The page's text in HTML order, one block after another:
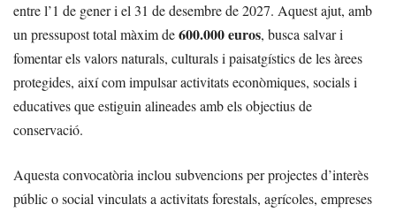
entre l’1 de gener i el 31 de desembre de 2027. Aquest ajut, amb
un pressupost total màxim de600.000 euros, busca salvar i
fomentar els valors naturals, culturals i paisatgístics de les àrees
protegides, així com impulsar activitats econòmiques, socials i
educatives que estiguin alineades amb els objectius de
conservació.
Aquesta convocatòria inclou subvencions per projectes d’interès
públic o social vinculats a activitats forestals, agrícoles, empreses